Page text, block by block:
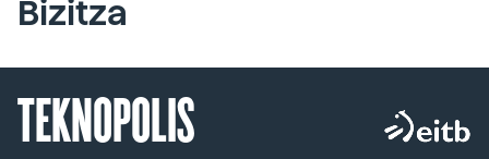
Bizitza
TEKNOPOLIS